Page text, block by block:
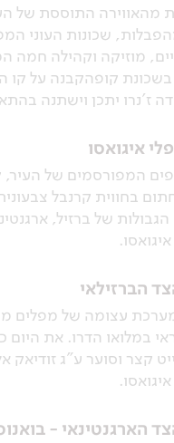
מהאווירה התוססת של
שכונות העוני
מוזיקה וקהילה חמה
בשכונת קופהקבנה על קו
דה ז'נרו יתכן וישתנה
איגואסו
המפורסמים של העיר,
בחווית קרנבל
של ברזיל,
הברזילאי
עצומה של מפלים
במלואו הדרו. את היום
קצר וסוער ע"ג
הארגנטינאי -